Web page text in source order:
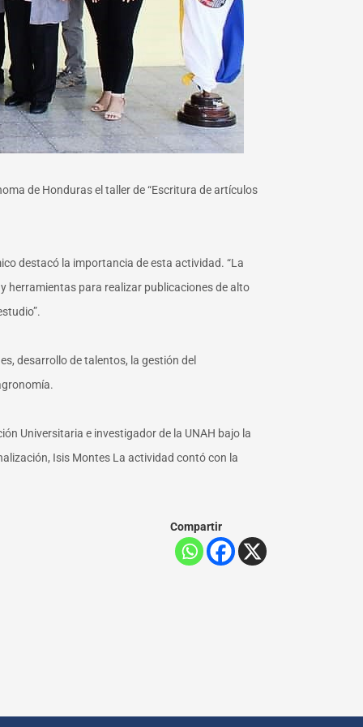
de Honduras el taller de “Escritura de artículos
destacó la importancia de esta actividad. “La
herramientas para realizar publicaciones de alto
desarrollo de talentos, la gestión del
Universitaria e investigador de la UNAH bajo la
Isis Montes La actividad contó con la
Compartir